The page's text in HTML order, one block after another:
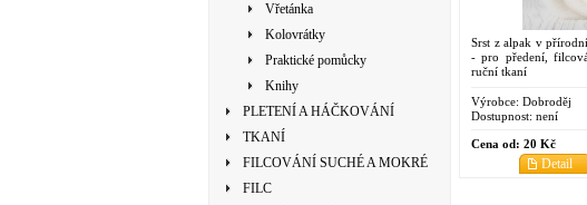
Vřetánka
Kolovrátky
Praktické pomůcky
Knihy
PLETENÍ A HÁČKOVÁNÍ
TKANÍ
FILCOVÁNÍ SUCHÉ A MOKRÉ
FILC
Srst z alpak v
- pro předení,
ruční tkaní
Výrobce: Dobroděj
Dostupnost: není
Cena od: 20 Kč
Detail